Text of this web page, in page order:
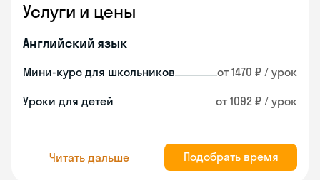
Услуги и цены
Английский язык
Мини-курс для школьников от 1470 ₽ / урок
Уроки для детей от 1092 ₽ / урок
Читать дальше Подобрать время